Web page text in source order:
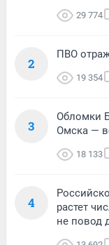
29 774
2
ПВО
19 354
3
Обломки
Омска —
18 133
4
растет
не повод